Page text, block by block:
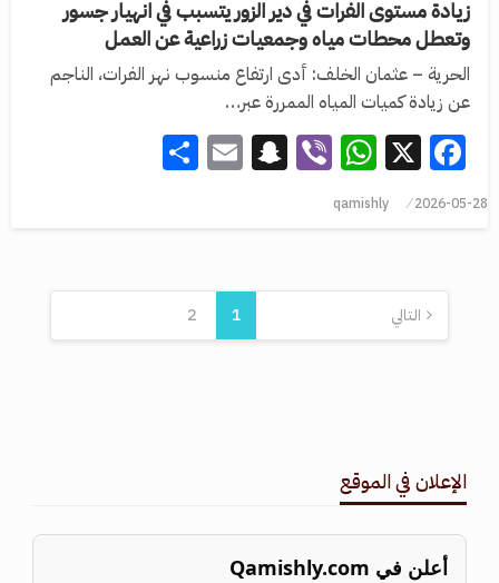
زيادة مستوى الفرات في دير الزور يتسبب في انهيار جسور
وتعطل محطات مياه وجمعيات زراعية عن العمل
الحرية – عثمان الخلف: أدى ارتفاع منسوب نهر الفرات، الناجم
عن زيادة كميات المياه الممررة عبر…
Facebook
X
WhatsApp
Viber
Snapchat
Email
2026-05-28
qamishly
1
2 التالي
الإعلان في الموقع
أعلن في Qamishly.com